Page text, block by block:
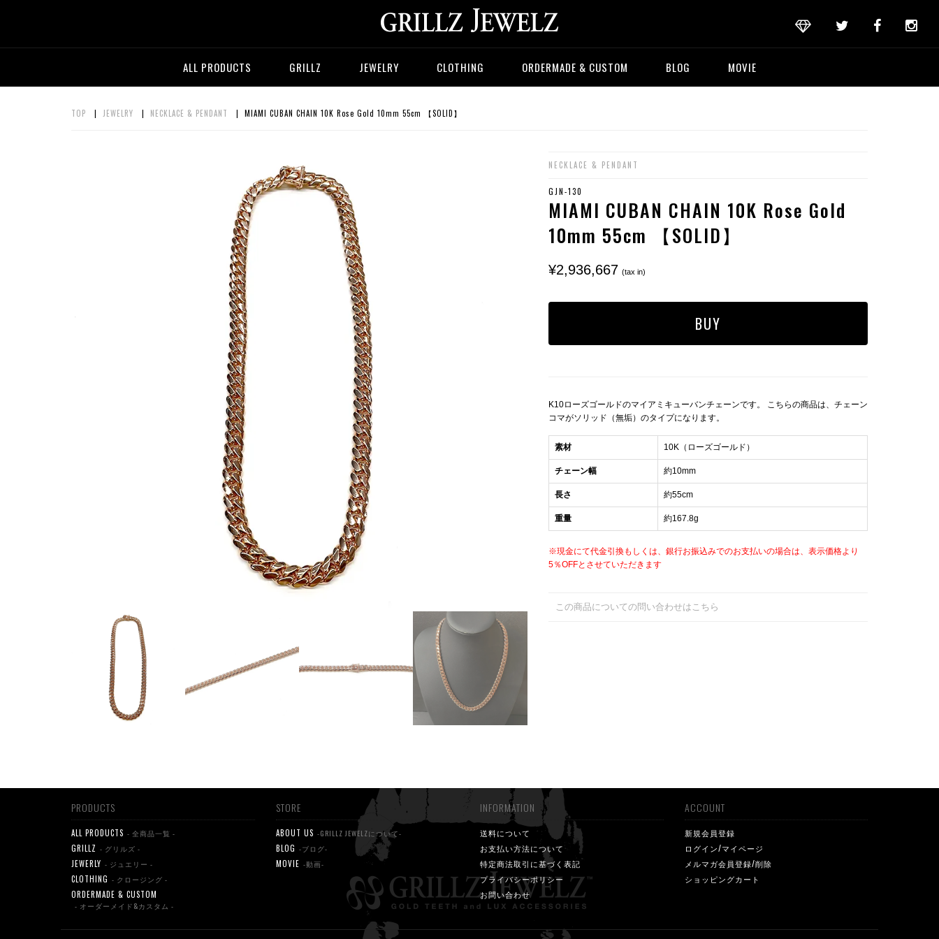
ALL PRODUCTS GRILLZ JEWELRY CLOTHING ORDERMADE & CUSTOM BLOG MOVIE
TOP | JEWELRY | NECKLACE & PENDANT | MIAMI CUBAN CHAIN 10K Rose Gold 10mm 55cm 【SOLID】
NECKLACE & PENDANT
GJN-130
MIAMI CUBAN CHAIN 10K Rose Gold
10mm 55cm 【SOLID】
¥2,936,667 (tax in)
K10ローズゴールドのマイアミキューバンチェーンです。 こちらの商品は、チェーン
コマがソリッド（無垢）のタイプになります。
素材 10K（ローズゴールド）
チェーン幅 約10mm
長さ 約55cm
重量 約167.8g
※現金にて代金引換もしくは、銀行お振込みでのお支払いの場合は、表示価格より
5％OFFとさせていただきます
この商品についての問い合わせはこちら
PRODUCTS
ALL PRODUCTS - 全商品一覧 -
GRILLZ - グリルズ -
JEWERLY - ジュエリー -
CLOTHING - クロージング -
ORDERMADE & CUSTOM
- オーダーメイド&カスタム -
STORE
ABOUT US -GRILLZ JEWELZについて-
BLOG -ブログ-
MOVIE -動画-
INFORMATION
送料について
お支払い方法について
特定商法取引に基づく表記
プライバシーポリシー
お問い合わせ
ACCOUNT
新規会員登録
ログイン/マイページ
メルマガ会員登録/削除
ショッピングカート